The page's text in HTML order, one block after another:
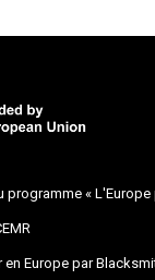
programme «
en Europe par